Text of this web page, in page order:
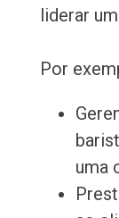
liderar
Por
uma